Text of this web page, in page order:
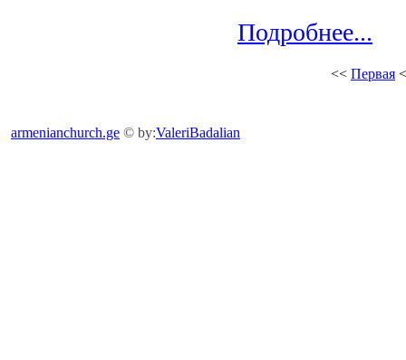
Подробнее...
<< Первая
armenianchurch.ge © by:ValeriBadalian